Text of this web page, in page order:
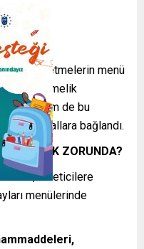
tüm işletmelerin menü
Yönetmelik
bilgiler hem de bu
kurallara bağlandı.
ALMAK ZORUNDA?
tüketicilere
menülerinde